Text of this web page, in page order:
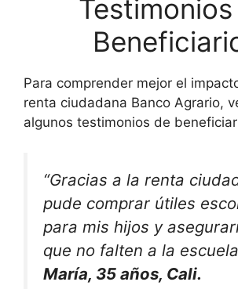
Para comprender mejor el
renta ciudadana Banco Agrario,
algunos testimonios de
“Gracias a la renta
pude comprar útiles
para mis hijos y
que no falten a la
María, 35 años, Cali.